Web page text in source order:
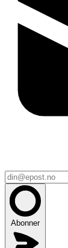
Abonner